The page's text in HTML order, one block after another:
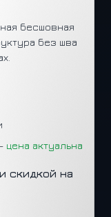
бесшовная
без шва
цена актуальна
скидкой на